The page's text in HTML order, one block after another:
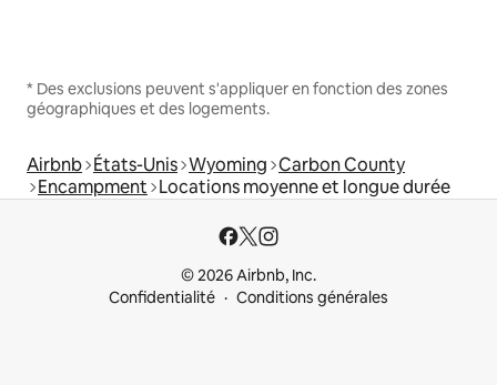
* Des exclusions peuvent s'appliquer en fonction des zones
géographiques et des logements.
Airbnb États-Unis Wyoming Carbon County
Encampment Locations moyenne et longue durée
© 2026 Airbnb, Inc.
Confidentialité
Conditions générales